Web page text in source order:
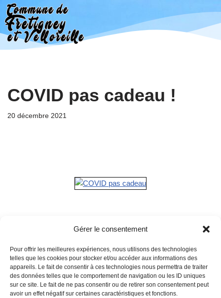
Gérer le consentement
Pour offrir les meilleures expériences, nous utilisons des technologies
telles que les cookies pour stocker et/ou accéder aux informations des
appareils. Le fait de consentir à ces technologies nous permettra de traiter
des données telles que le comportement de navigation ou les ID uniques
sur ce site. Le fait de ne pas consentir ou de retirer son consentement peut
avoir un effet négatif sur certaines caractéristiques et fonctions.
Aller
au
contenu
COVID pas cadeau !
20 décembre 2021